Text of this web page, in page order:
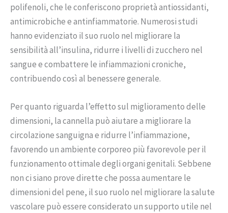
polifenoli, che le conferiscono proprietà antiossidanti,
antimicrobiche e antinfiammatorie. Numerosi studi
hanno evidenziato il suo ruolo nel migliorare la
sensibilità all’insulina, ridurre i livelli di zucchero nel
sangue e combattere le infiammazioni croniche,
contribuendo così al benessere generale.
Per quanto riguarda l’effetto sul miglioramento delle
dimensioni, la cannella può aiutare a migliorare la
circolazione sanguigna e ridurre l’infiammazione,
favorendo un ambiente corporeo più favorevole per il
funzionamento ottimale degli organi genitali. Sebbene
non ci siano prove dirette che possa aumentare le
dimensioni del pene, il suo ruolo nel migliorare la salute
vascolare può essere considerato un supporto utile nel